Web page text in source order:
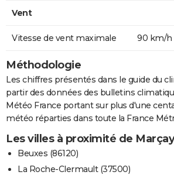
Vent
Vitesse de vent maximale 90 km/h
Méthodologie
Les chiffres présentés dans le guide du
partir des données des bulletins
Météo France portant sur plus d'une
météo réparties dans toute la France
Les villes à proximité de Marçay
Beuxes (86120)
La Roche-Clermault (37500)